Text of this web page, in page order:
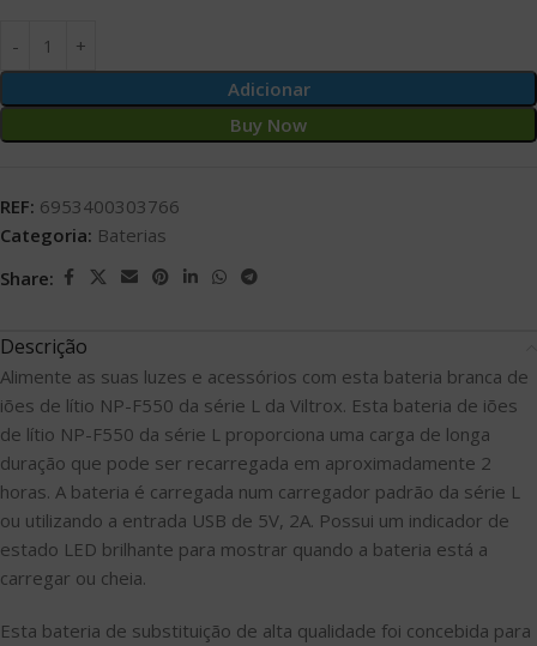
Adicionar
Buy Now
REF: 6953400303766
Categoria: Baterias
Share:
Descrição
Alimente as suas luzes e acessórios com esta bateria branca de
iões de lítio NP-F550 da série L da Viltrox. Esta bateria de iões
de lítio NP-F550 da série L proporciona uma carga de longa
duração que pode ser recarregada em aproximadamente 2
horas. A bateria é carregada num carregador padrão da série L
ou utilizando a entrada USB de 5V, 2A. Possui um indicador de
estado LED brilhante para mostrar quando a bateria está a
carregar ou cheia.
Esta bateria de substituição de alta qualidade foi concebida para